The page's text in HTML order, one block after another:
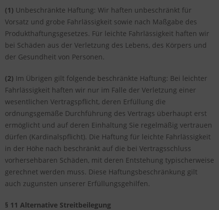
(1) Unbeschränkte Haftung: Wir haften unbeschränkt für
Vorsatz und grobe Fahrlässigkeit sowie nach Maßgabe des
Produkthaftungsgesetzes. Für leichte Fahrlässigkeit haften wir
bei Schäden aus der Verletzung des Lebens, des Körpers und
der Gesundheit von Personen.
(2) Im Übrigen gilt folgende beschränkte Haftung: Bei leichter
Fahrlässigkeit haften wir nur im Falle der Verletzung einer
wesentlichen Vertragspflicht, deren Erfüllung die
ordnungsgemäße Durchführung des Vertrags überhaupt erst
ermöglicht und auf deren Einhaltung Sie regelmäßig vertrauen
dürfen (Kardinalspflicht). Die Haftung für leichte Fahrlässigkeit
in der Höhe nach beschränkt auf die bei Vertragsschluss
vorhersehbaren Schäden, mit deren Entstehung typischerweise
gerechnet werden muss. Diese Haftungsbeschränkung gilt
auch zugunsten unserer Erfüllungsgehilfen.
§ 11 Alternative Streitbeilegung